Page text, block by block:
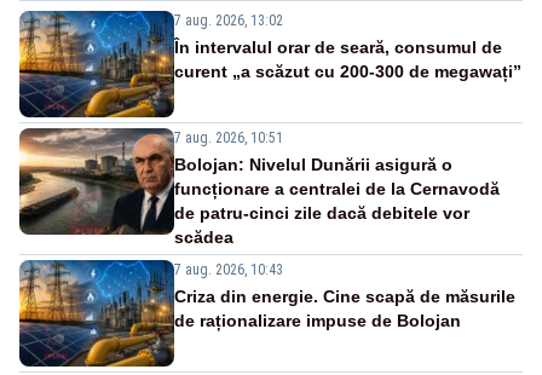
7 aug. 2026, 13:02
În intervalul orar de seară, consumul de
curent „a scăzut cu 200-300 de megawați”
7 aug. 2026, 10:51
Bolojan: Nivelul Dunării asigură o
funcționare a centralei de la Cernavodă
de patru-cinci zile dacă debitele vor
scădea
7 aug. 2026, 10:43
Criza din energie. Cine scapă de măsurile
de raționalizare impuse de Bolojan